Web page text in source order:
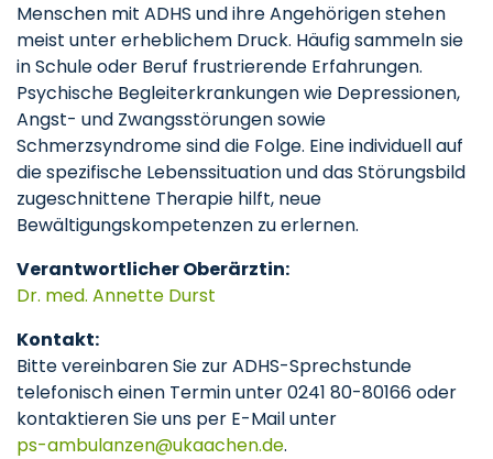
Menschen mit ADHS und ihre Angehörigen stehen
meist unter erheblichem Druck. Häufig sammeln sie
in Schule oder Beruf frustrierende Erfahrungen.
Psychische Begleiterkrankungen wie Depressionen,
Angst- und Zwangsstörungen sowie
Schmerzsyndrome sind die Folge. Eine individuell auf
die spezifische Lebenssituation und das Störungsbild
zugeschnittene Therapie hilft, neue
Bewältigungskompetenzen zu erlernen.
Verantwortlicher Oberärztin:
Dr. med. Annette Durst
Kontakt:
Bitte vereinbaren Sie zur ADHS-Sprechstunde
telefonisch einen Termin unter 0241 80-80166 oder
kontaktieren Sie uns per E-Mail unter
ps-ambulanzen
ukaachende.